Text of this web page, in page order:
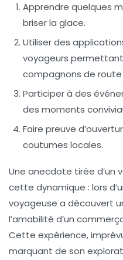
Apprendre quelques
briser la glace.
Utiliser des
voyageurs
compagnons de
Participer à des
des moments
Faire preuve
coutumes locales.
Une anecdote tirée d’un
cette dynamique : lors
voyageuse a découvert
l’amabilité d’un
Cette expérience,
marquant de son